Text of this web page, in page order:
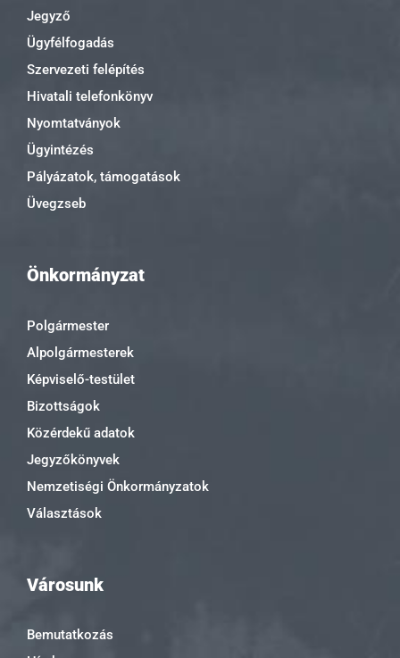
Jegyző
Ügyfélfogadás
Szervezeti felépítés
Hivatali telefonkönyv
Nyomtatványok
Ügyintézés
Pályázatok, támogatások
Üvegzseb
Önkormányzat
Polgármester
Alpolgármesterek
Képviselő-testület
Bizottságok
Közérdekű adatok
Jegyzőkönyvek
Nemzetiségi Önkormányzatok
Választások
Városunk
Bemutatkozás